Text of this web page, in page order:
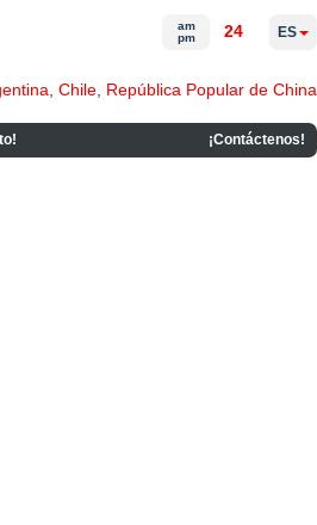
Chile República Popular de China
¡Contáctenos!
am
pm
24 ES